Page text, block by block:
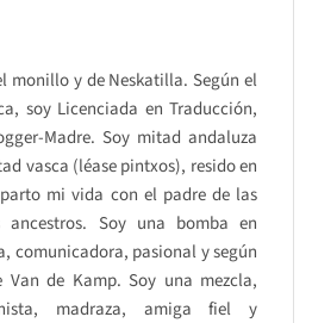
monillo y de Neskatilla. Según el
soy Licenciada en Traducción,
Madre. Soy mitad andaluza
vasca (léase pintxos), resido en
mi vida con el padre de las
ancestros. Soy una bomba en
comunicadora, pasional y según
Van de Kamp. Soy una mezcla,
madraza, amiga fiel y